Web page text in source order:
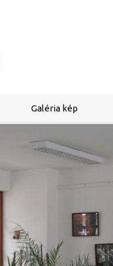
Galéria kép